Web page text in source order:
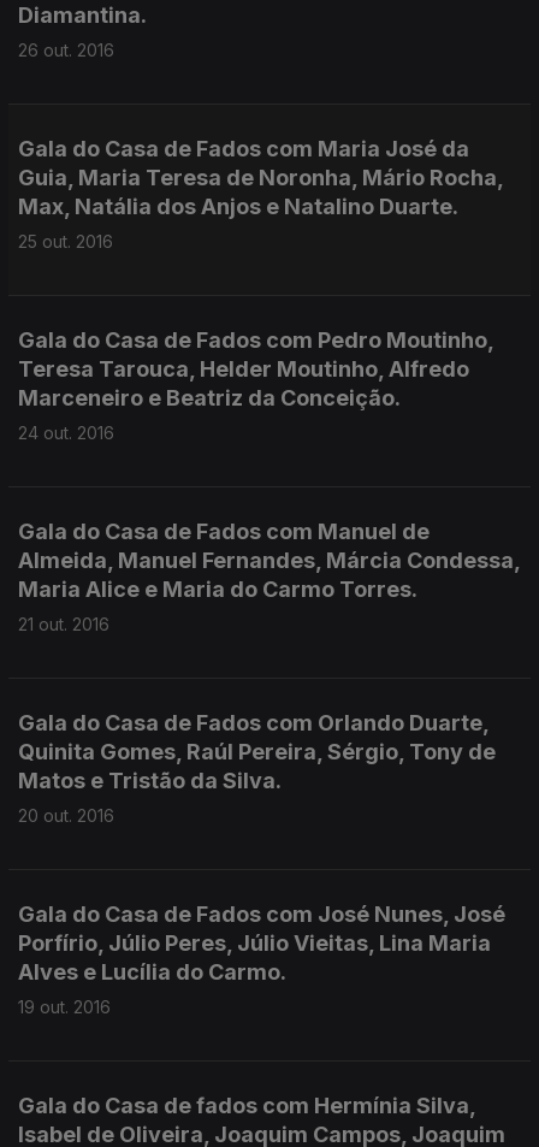
Diamantina.
26 out. 2016
Gala do Casa de Fados com Maria José da
Guia, Maria Teresa de Noronha, Mário Rocha,
Max, Natália dos Anjos e Natalino Duarte.
25 out. 2016
Gala do Casa de Fados com Pedro Moutinho,
Teresa Tarouca, Helder Moutinho, Alfredo
Marceneiro e Beatriz da Conceição.
24 out. 2016
Gala do Casa de Fados com Manuel de
Almeida, Manuel Fernandes, Márcia Condessa,
Maria Alice e Maria do Carmo Torres.
21 out. 2016
Gala do Casa de Fados com Orlando Duarte,
Quinita Gomes, Raúl Pereira, Sérgio, Tony de
Matos e Tristão da Silva.
20 out. 2016
Gala do Casa de Fados com José Nunes, José
Porfírio, Júlio Peres, Júlio Vieitas, Lina Maria
Alves e Lucília do Carmo.
19 out. 2016
Gala do Casa de fados com Hermínia Silva,
Isabel de Oliveira, Joaquim Campos, Joaquim